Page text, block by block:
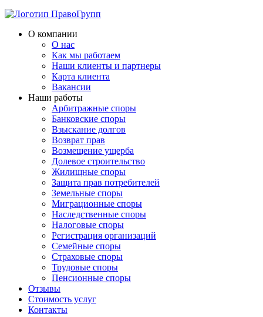
О компании
О нас
Как мы работаем
Наши клиенты и партнеры
Карта клиента
Вакансии
Наши работы
Арбитражные споры
Банковские споры
Взыскание долгов
Возврат прав
Возмещение ущерба
Долевое строительство
Жилищные споры
Защита прав потребителей
Земельные споры
Миграционные споры
Наследственные споры
Налоговые споры
Регистрация организаций
Семейные споры
Страховые споры
Трудовые споры
Пенсионные споры
Отзывы
Стоимость услуг
Контакты